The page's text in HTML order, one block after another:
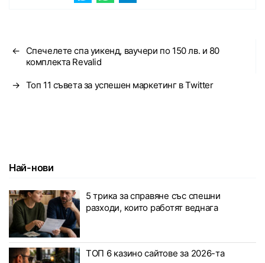
←
Спечелете спа уикенд, ваучери по 150 лв. и 80
комплекта Revalid
→ Топ 11 съвета за успешен маркетинг в Twitter
Най-нови
5 трика за справяне със спешни
разходи, които работят веднага
ТОП 6 казино сайтове за 2026-та